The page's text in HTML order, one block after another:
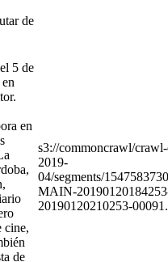
de
5 de
en
cine,
de
s3://commoncrawl/
2019-
04/segments/
MAIN-
20190120210253-